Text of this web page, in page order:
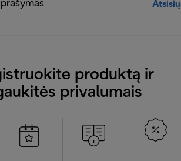
produktą ir
privalumais